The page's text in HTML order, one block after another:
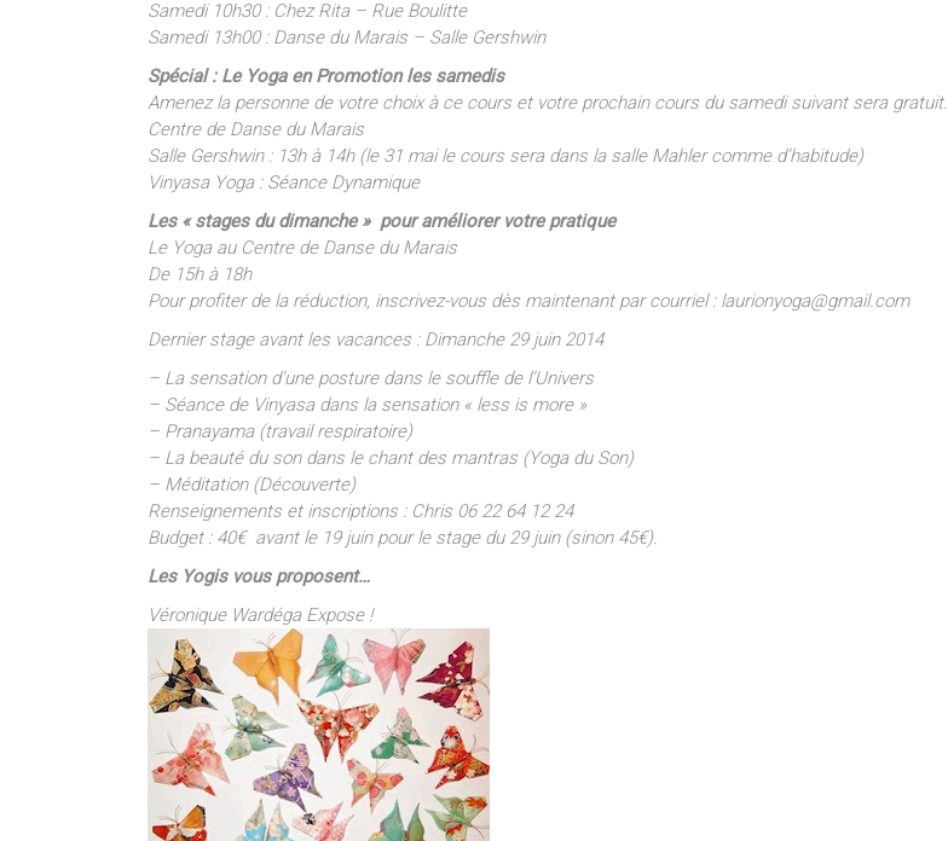
Samedi 10h30 : Chez Rita – Rue Boulitte
Samedi 13h00 : Danse du Marais – Salle Gershwin
Spécial : Le Yoga en Promotion les samedis
Amenez la personne de votre choix à ce cours et votre prochain cours du samedi suivant sera gratuit.
Centre de Danse du Marais
Salle Gershwin : 13h à 14h (le 31 mai le cours sera dans la salle Mahler comme d’habitude)
Vinyasa Yoga : Séance Dynamique
Les « stages du dimanche » pour améliorer votre pratique
Le Yoga au Centre de Danse du Marais
De 15h à 18h
Pour profiter de la réduction, inscrivez-vous dès maintenant par courriel : laurionyoga@gmail.com
Dernier stage avant les vacances : Dimanche 29 juin 2014
– La sensation d’une posture dans le souffle de l’Univers
– Séance de Vinyasa dans la sensation « less is more »
– Pranayama (travail respiratoire)
– La beauté du son dans le chant des mantras (Yoga du Son)
– Méditation (Découverte)
Renseignements et inscriptions : Chris 06 22 64 12 24
Budget : 40€ avant le 19 juin pour le stage du 29 juin (sinon 45€).
Les Yogis vous proposent…
Véronique Wardéga Expose !